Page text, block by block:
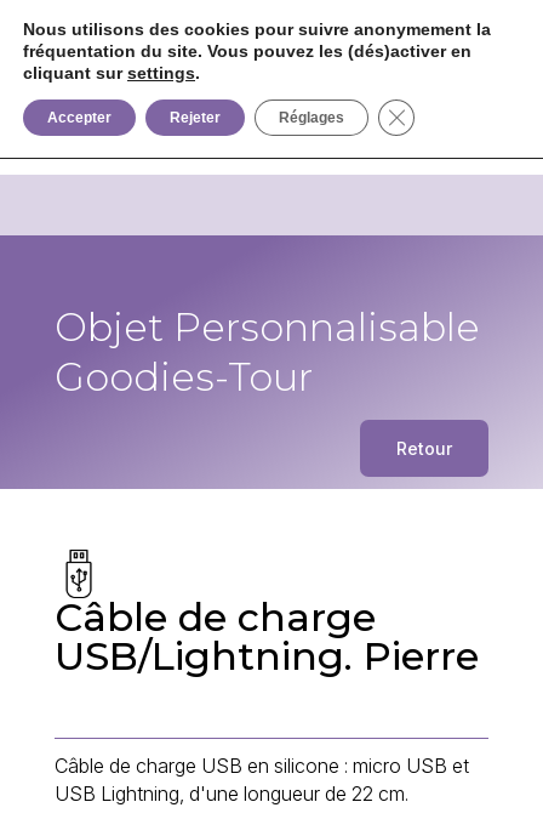
 
Objet Personnalisable
Goodies-Tour
Retour
Câble de charge
USB/Lightning. Pierre
Câble de charge USB en silicone : micro USB et
USB Lightning, d'une longueur de 22 cm.
Nous utilisons des cookies pour suivre anonymement la
fréquentation du site. Vous pouvez les (dés)activer en
cliquant sursettings.
Accepter Rejeter Réglages Fermer la